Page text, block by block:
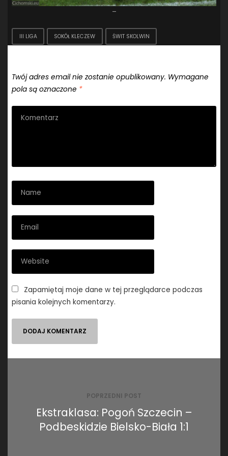
–
III LIGA SOKÓŁ KLECZEW ŚWIT SKOLWIN
Twój adres email nie zostanie opublikowany. Wymagane
pola są oznaczone *
Zapamiętaj moje dane w tej przeglądarce podczas
pisania kolejnych komentarzy.
POPRZEDNI POST
Ekstraklasa: Pogoń Szczecin –
Podbeskidzie Bielsko-Biała 1:1